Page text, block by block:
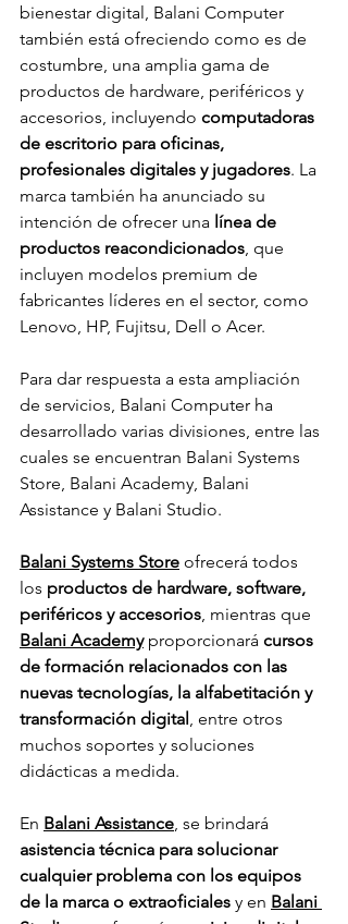
bienestar digital, Balani Computer
también está ofreciendo como es de
costumbre, una amplia gama de
productos de hardware, periféricos y
accesorios, incluyendo computadoras
de escritorio para oficinas,
profesionales digitales y jugadores. La
marca también ha anunciado su
intención de ofrecer una línea de
productos reacondicionados, que
incluyen modelos premium de
fabricantes líderes en el sector, como
Lenovo, HP, Fujitsu, Dell o Acer.
Para dar respuesta a esta ampliación
de servicios, Balani Computer ha
desarrollado varias divisiones, entre las
cuales se encuentran Balani Systems
Store, Balani Academy, Balani
Assistance y Balani Studio.
Balani Systems Store ofrecerá todos
los productos de hardware, software,
periféricos y accesorios, mientras que
Balani Academy proporcionará cursos
de formación relacionados con las
nuevas tecnologías, la alfabetitación y
transformación digital, entre otros
muchos soportes y soluciones
didácticas a medida.
En Balani Assistance, se brindará
asistencia técnica para solucionar
cualquier problema con los equipos
de la marca o extraoficiales y en Balani